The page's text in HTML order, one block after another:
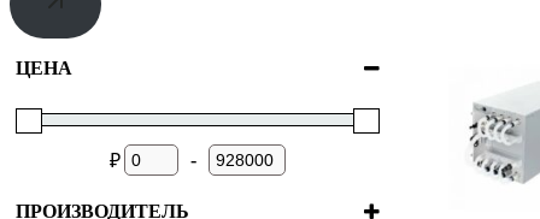
ЦЕНА
₽ -
ПРОИЗВОДИТЕЛЬ